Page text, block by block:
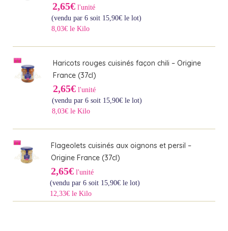
2,65€ l'unité
(vendu par 6 soit 15,90€ le lot)
8,03€ le Kilo
Haricots rouges cuisinés façon chili – Origine
France (37cl)
2,65€ l'unité
(vendu par 6 soit 15,90€ le lot)
8,03€ le Kilo
Flageolets cuisinés aux oignons et persil –
Origine France (37cl)
2,65€ l'unité
(vendu par 6 soit 15,90€ le lot)
12,33€ le Kilo